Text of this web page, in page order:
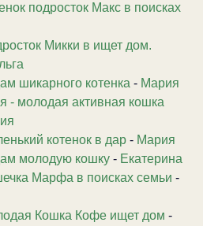
подросток Макс в поисках
Микки в ищет дом.
шикарного котенка - Мария
- молодая активная кошка
котенок в дар - Мария
молодую кошку - Екатерина
Марфа в поисках семьи -
Кошка Кофе ищет дом -